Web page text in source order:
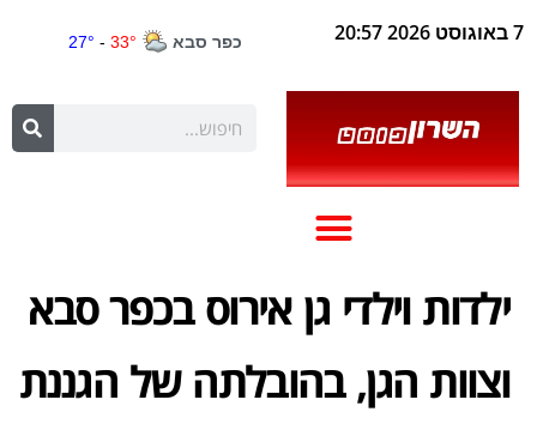
7 באוגוסט 2026 20:57
ילדות וילדי גן אירוס בכפר סבא
וצוות הגן, בהובלתה של הגננת